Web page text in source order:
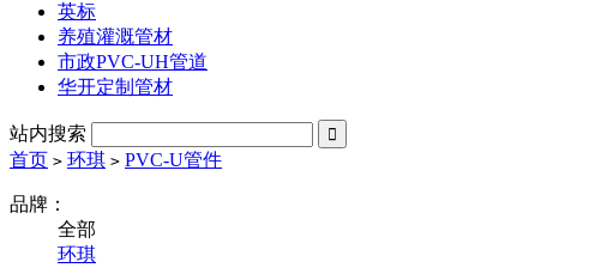
英标
养殖灌溉管材
市政PVC-UH管道
华开定制管材
站内搜索 
首页 > 环琪 > PVC-U管件
品牌：
全部
环琪